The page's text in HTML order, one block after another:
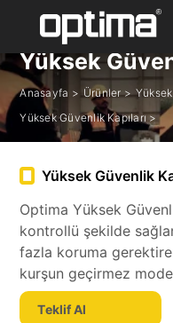
Yüksek
Anasayfa > Ürünler >
Yüksek Güvenlik Kapıları >
Yüksek Güvenlik
Optima Yüksek
kontrollü şekilde
fazla koruma
kurşun geçirmez
Teklif Al